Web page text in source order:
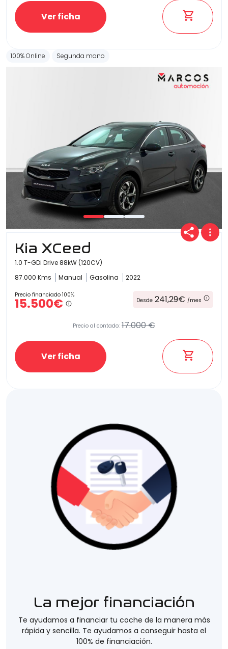
Ver ficha
100% Online Segunda mano
Kia XCeed
1.0 T-GDi Drive 88kW (120CV)
87.000 Kms
Manual Gasolina 2022
Precio financiado 100%
15.500€ Desde 241,29€ /mes
Precio al contado: 17.000 €
Ver ficha
La mejor financiación
Te ayudamos a financiar tu coche de la manera más
rápida y sencilla. Te ayudamos a conseguir hasta el
100% de financiación.